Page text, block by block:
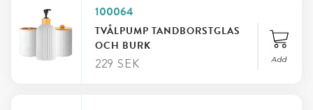
100064
TVÅLPUMP TANDBORSTGLAS
OCH BURK
229 SEK Add